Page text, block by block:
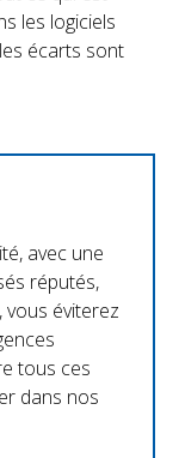
les logiciels
écarts sont
avec une
réputés,
, vous éviterez
tous ces
dans nos